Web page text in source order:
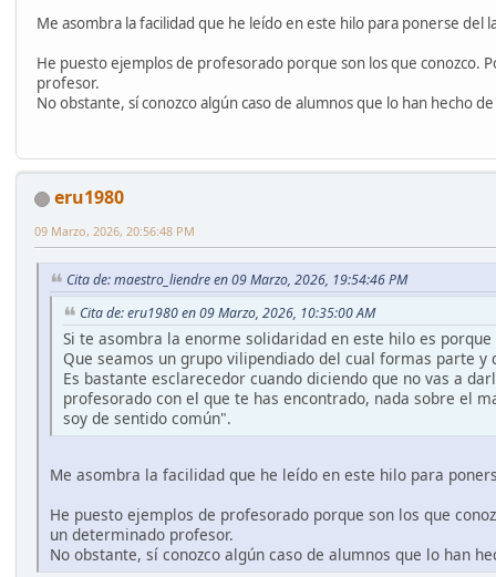
Me asombra la facilidad que he leído en este hilo para ponerse del
He puesto ejemplos de profesorado porque son los que conozco.
profesor.
No obstante, sí conozco algún caso de alumnos que lo han hecho
eru1980
09 Marzo, 2026, 20:56:48 PM
Cita de: maestro_liendre en 09 Marzo, 2026, 19:54:46 PM
Cita de: eru1980 en 09 Marzo, 2026, 10:35:00 AM
Si te asombra la enorme solidaridad en este hilo es
Que seamos un grupo vilipendiado del cual formas parte
Es bastante esclarecedor cuando diciendo que no vas a
profesorado con el que te has encontrado, nada sobre el
soy de sentido común".
Me asombra la facilidad que he leído en este hilo para
He puesto ejemplos de profesorado porque son los que
un determinado profesor.
No obstante, sí conozco algún caso de alumnos que lo han